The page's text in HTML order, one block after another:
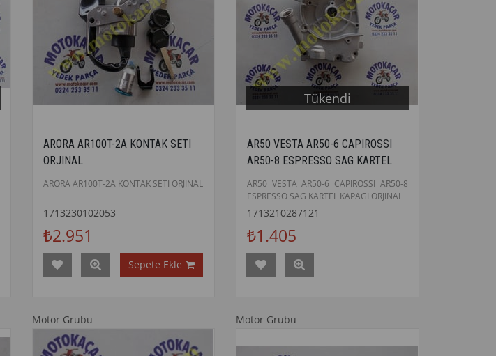
ARORA AR100T-2A KONTAK SETI
ORJINAL
ARORA AR100T-2A KONTAK SETI ORJINAL
1713230102053
₺2.951
Sepete Ekle
Tükendi
AR50 VESTA AR50-6 CAPIROSSI
AR50-8 ESPRESSO SAG KARTEL
AR50 VESTA AR50-6 CAPIROSSI AR50-8
ESPRESSO SAG KARTEL KAPAGI ORJINAL
1713210287121
₺1.405
Motor Grubu Motor Grubu